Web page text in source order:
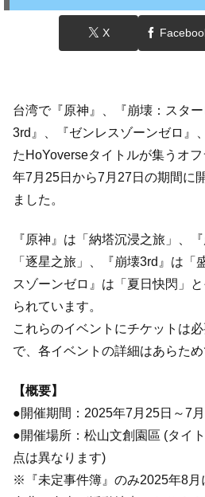
X
台湾で『原神』、『崩壊：スタ
3rd』、『ゼンレスゾーンゼロ』
たHoYoverseタイトルが集うオ
年7月25日から7月27日の期間に
ました。
『原神』は「納塔沉浸之旅」、
「逐星之旅」、『崩壊3rd』は「
スゾーンゼロ』は「夏日快閃」
られています。
これらのイベントにチケットは
で、各イベントの詳細はあらため
【概要】
●開催期間：2025年7月25日～7
●開催場所：松山文創園區 (タイ
点は異なります)
※『未定事件簿』のみ2025年8月